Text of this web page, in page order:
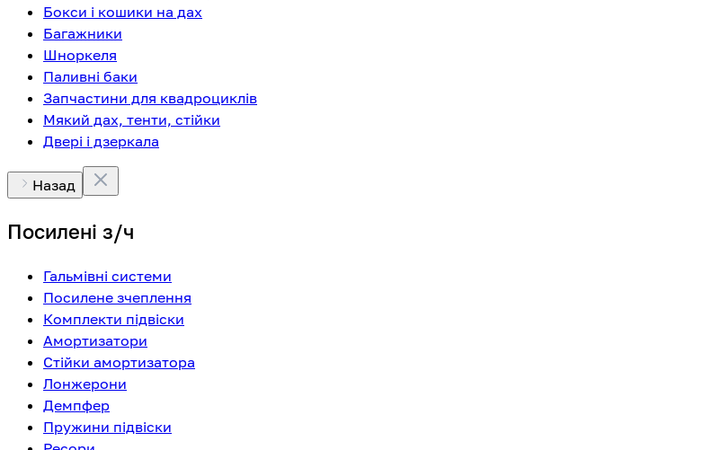
Бокси і кошики на дах
Багажники
Шноркеля
Паливні баки
Запчастини для квадроциклів
Мякий дах, тенти, стійки
Двері і дзеркала
Назад
Посилені з/ч
Гальмівні системи
Посилене зчеплення
Комплекти підвіски
Амортизатори
Стійки амортизатора
Лонжерони
Демпфер
Пружини підвіски